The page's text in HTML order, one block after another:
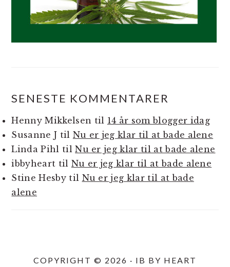
SENESTE KOMMENTARER
Henny Mikkelsen til 14 år som blogger idag
Susanne J til Nu er jeg klar til at bade alene
Linda Pihl tilNu er jeg klar til at bade alene
ibbyheart til Nu er jeg klar til at bade alene
Stine Hesbytil Nu er jeg klar til at bade
alene
COPYRIGHT © 2026 · IB BY HEART